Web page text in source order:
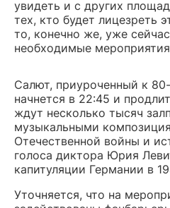
увидеть и с других
тех, кто будет лицезреть
то, конечно же, уже
необходимые
Салют, приуроченный к
начнется в 22:45 и
ждут несколько тысяч
музыкальными
Отечественной войны и
голоса диктора Юрия
капитуляции Германии в
Уточняется, что на